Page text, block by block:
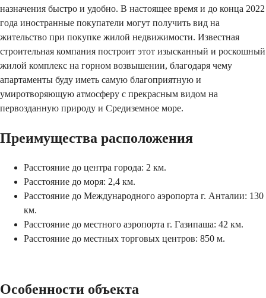
назначения быстро и удобно. В настоящее время и до конца 2022
года иностранные покупатели могут получить вид на
жительство при покупке жилой недвижимости. Известная
строительная компания построит этот изысканный и роскошный
жилой комплекс на горном возвышении, благодаря чему
апартаменты буду иметь самую благоприятную и
умиротворяющую атмосферу с прекрасным видом на
первозданную природу и Средиземное море.
Преимущества расположения
Расстояние до центра города: 2 км.
Расстояние до моря: 2,4 км.
Расстояние до Международного аэропорта г. Анталии: 130
км.
Расстояние до местного аэропорта г. Газипаша: 42 км.
Расстояние до местных торговых центров: 850 м.
Особенности объекта